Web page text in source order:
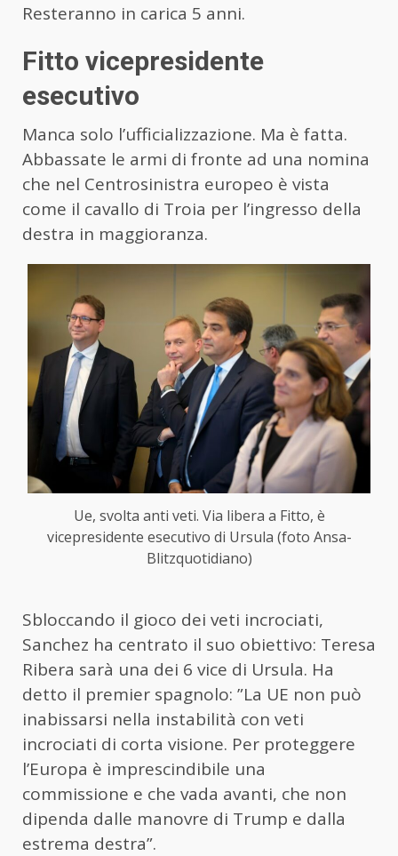
Resteranno in carica 5 anni.
Fitto vicepresidente
esecutivo
Manca solo l’ufficializzazione. Ma è fatta.
Abbassate le armi di fronte ad una nomina
che nel Centrosinistra europeo è vista
come il cavallo di Troia per l’ingresso della
destra in maggioranza.
Ue, svolta anti veti. Via libera a Fitto, è
vicepresidente esecutivo di Ursula (foto Ansa-
Blitzquotidiano)
Sbloccando il gioco dei veti incrociati,
Sanchez ha centrato il suo obiettivo: Teresa
Ribera sarà una dei 6 vice di Ursula. Ha
detto il premier spagnolo: ”La UE non può
inabissarsi nella instabilità con veti
incrociati di corta visione. Per proteggere
l’Europa è imprescindibile una
commissione e che vada avanti, che non
dipenda dalle manovre di Trump e dalla
estrema destra”.